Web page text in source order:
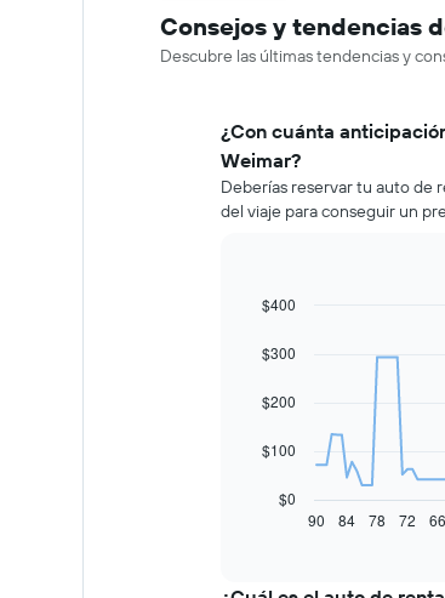
Consejos y tendencias
Descubre las últimas tendencias y
¿Con cuánta
Weimar?
Deberías reservar tu auto de
del viaje para conseguir un
Line
91
points.
El
siguiente
gráfico
muestra
el
Chart
$0
$100
$200
$300
$400
90 84 78 72 66